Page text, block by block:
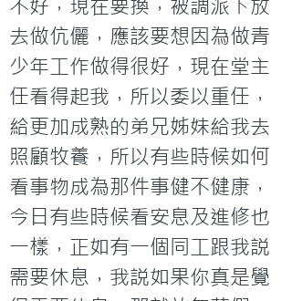
不好，現在要換，被調派下放
去做伉儷，應該要想因為做青
少年工作做得很好，現在堂主
任看得起我，所以委以重任，
給更加成熟的弟兄姊妹給我去
照顧牧養，所以有些時候如何
看事物成為那件事健不健康，
今日有些時候看安息及進修也
一樣，正如有一個同工跟我説
需要休息，我説如果你真是覺